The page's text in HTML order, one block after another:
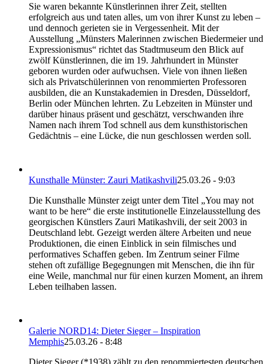
Sie waren bekannte Künstlerinnen ihrer Zeit, stellten
erfolgreich aus und taten alles, um von ihrer Kunst zu leben –
und dennoch gerieten sie in Vergessenheit. Mit der
Ausstellung „Münsters Malerinnen zwischen Biedermeier und
Expressionismus“ richtet das Stadtmuseum den Blick auf
zwölf Künstlerinnen, die im 19. Jahrhundert in Münster
geboren wurden oder aufwuchsen. Viele von ihnen ließen
sich als Privatschülerinnen von renommierten Professoren
ausbilden, die an Kunstakademien in Dresden, Düsseldorf,
Berlin oder München lehrten. Zu Lebzeiten in Münster und
darüber hinaus präsent und geschätzt, verschwanden ihre
Namen nach ihrem Tod schnell aus dem kunsthistorischen
Gedächtnis – eine Lücke, die nun geschlossen werden soll.
Kunsthalle Münster: Zauri Matikashvili25.03.26 - 9:03
Die Kunsthalle Münster zeigt unter dem Titel „You may not
want to be here“ die erste institutionelle Einzelausstellung des
georgischen Künstlers Zauri Matikashvili, der seit 2003 in
Deutschland lebt. Gezeigt werden ältere Arbeiten und neue
Produktionen, die einen Einblick in sein filmisches und
performatives Schaffen geben. Im Zentrum seiner Filme
stehen oft zufällige Begegnungen mit Menschen, die ihn für
eine Weile, manchmal nur für einen kurzen Moment, an ihrem
Leben teilhaben lassen.
Galerie NORD14: Dieter Sieger – Inspiration
Memphis25.03.26 - 8:48
Dieter Sieger (*1938) zählt zu den renommiertesten deutschen